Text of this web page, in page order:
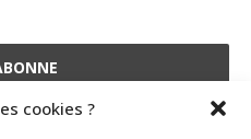
cookies ?